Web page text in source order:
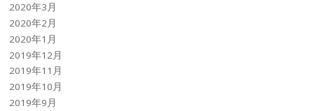
2020年3月
2020年2月
2020年1月
2019年12月
2019年11月
2019年10月
2019年9月